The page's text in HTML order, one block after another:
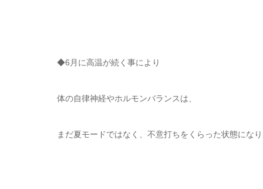
◆6月に高温が続く事により
体の自律神経やホルモンバランスは、
まだ夏モードではなく、不意打ちをくらった状態にな